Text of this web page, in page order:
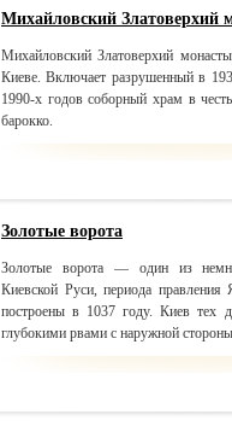
Михайловский Златоверхий
Михайловский Златоверхий
Киеве. Включает разрушенный в
1990-х годов соборный храм в
барокко.
Золотые ворота
Золотые ворота — один из
Киевской Руси, периода
построены в 1037 году. Киев тех
глубокими рвами с наружной